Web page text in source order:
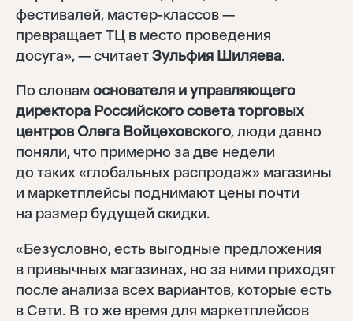
фестивалей, мастер-классов —
превращает ТЦ в место проведения
досуга», — считаетЗульфия Шиляева.
По словам основателя и управляющего
директора Российского совета торговых
центров Олега Войцеховского, люди давно
поняли, что примерно за две недели
до таких «глобальных распродаж» магазины
и маркетплейсы поднимают цены почти
на размер будущей скидки.
«Безусловно, есть выгодные предложения
в привычных магазинах, но за ними приходят
после анализа всех вариантов, которые есть
в Сети. В то же время для маркетплейсов